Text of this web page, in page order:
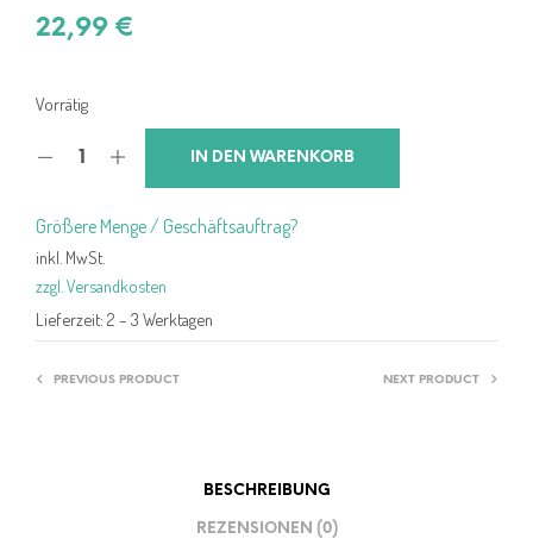
22,99 €
Vorrätig
IN DEN WARENKORB
Größere Menge / Geschäftsauftrag?
inkl. MwSt.
zzgl. Versandkosten
Lieferzeit: 2 – 3 Werktagen
PREVIOUS PRODUCT NEXT PRODUCT
BESCHREIBUNG
REZENSIONEN (0)